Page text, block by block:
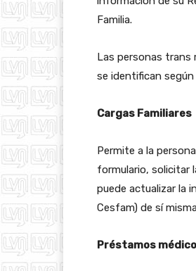
Familia.
Las personas trans
se identifican
Cargas Familiares
Permite a la
formulario, solicitar
puede actualizar la
Cesfam) de sí
Préstamos